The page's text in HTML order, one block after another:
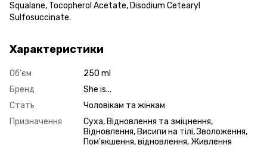
Squalane, Tocopherol Acetate, Disodium Cetearyl
Sulfosuccinate.
Характеристики
Об'єм
250 ml
Бренд
She is...
Стать
Чоловікам та жінкам
Призначення
Суха, Відновлення та зміцнення,
Відновлення, Висипи на тілі, Зволоження,
Пом'якшення, відновлення, Живлення